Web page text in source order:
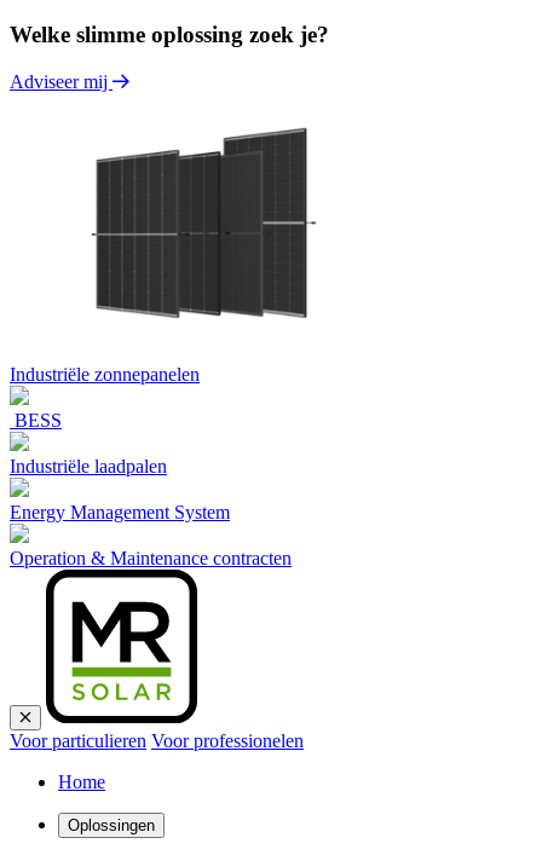
Welke slimme oplossing zoek je?
Adviseer mij
Industriële zonnepanelen
BESS
Industriële laadpalen
Energy Management System
Operation & Maintenance contracten
Voor particulieren Voor professionelen
Home
Oplossingen